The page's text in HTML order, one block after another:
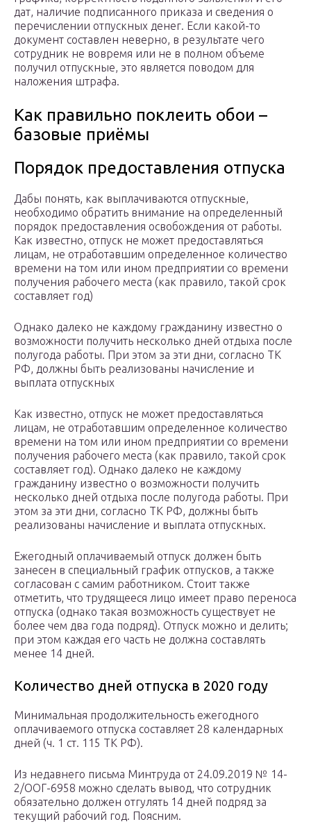
дат, наличие подписанного приказа и сведения о
перечислении отпускных денег. Если какой-то
документ составлен неверно, в результате чего
сотрудник не вовремя или не в полном объеме
получил отпускные, это является поводом для
наложения штрафа.
Как правильно поклеить обои –
базовые приёмы
Порядок предоставления отпуска
Дабы понять, как выплачиваются отпускные,
необходимо обратить внимание на определенный
порядок предоставления освобождения от работы.
Как известно, отпуск не может предоставляться
лицам, не отработавшим определенное количество
времени на том или ином предприятии со времени
получения рабочего места (как правило, такой срок
составляет год)
Однако далеко не каждому гражданину известно о
возможности получить несколько дней отдыха после
полугода работы. При этом за эти дни, согласно ТК
РФ, должны быть реализованы начисление и
выплата отпускных
Как известно, отпуск не может предоставляться
лицам, не отработавшим определенное количество
времени на том или ином предприятии со времени
получения рабочего места (как правило, такой срок
составляет год). Однако далеко не каждому
гражданину известно о возможности получить
несколько дней отдыха после полугода работы. При
этом за эти дни, согласно ТК РФ, должны быть
реализованы начисление и выплата отпускных.
Ежегодный оплачиваемый отпуск должен быть
занесен в специальный график отпусков, а также
согласован с самим работником. Стоит также
отметить, что трудящееся лицо имеет право переноса
отпуска (однако такая возможность существует не
более чем два года подряд). Отпуск можно и делить;
при этом каждая его часть не должна составлять
менее 14 дней.
Количество дней отпуска в 2020 году
Минимальная продолжительность ежегодного
оплачиваемого отпуска составляет 28 календарных
дней (ч. 1 ст. 115 ТК РФ).
Из недавнего письма Минтруда от 24.09.2019 № 14-
2/ООГ-6958 можно сделать вывод, что сотрудник
обязательно должен отгулять 14 дней подряд за
текущий рабочий год. Поясним.